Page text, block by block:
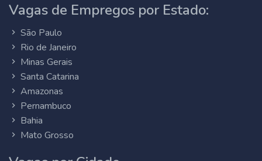
Vagas de Empregos por Estado:
São Paulo
Rio de Janeiro
Minas Gerais
Santa Catarina
Amazonas
Pernambuco
Bahia
Mato Grosso